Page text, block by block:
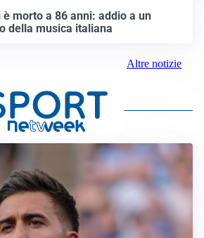
è morto a 86 anni: addio a un
della musica italiana
Altre notizie